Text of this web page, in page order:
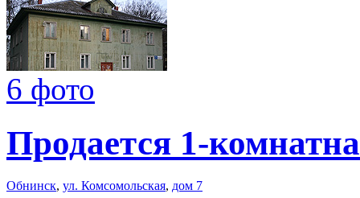
6 фото
Продается 1-
Обнинск, ул. Комсомольская, дом 7